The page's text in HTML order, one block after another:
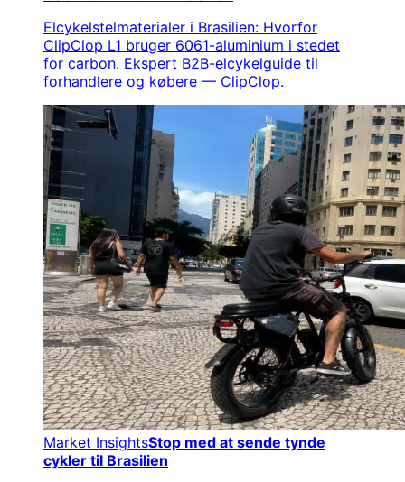
Elcykelstelmaterialer i Brasilien: Hvorfor
ClipClop L1 bruger 6061-aluminium i stedet
for carbon. Ekspert B2B-elcykelguide til
forhandlere og købere — ClipClop.
Market InsightsStop med at sende tynde
cykler til Brasilien